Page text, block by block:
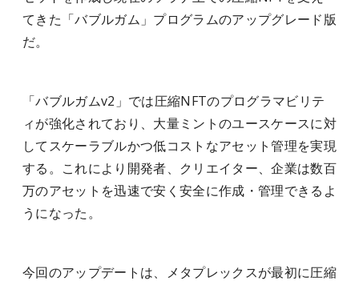
てきた「バブルガム」プログラムのアップグレード版
だ。
「バブルガムv2」では圧縮NFTのプログラマビリテ
ィが強化されており、大量ミントのユースケースに対
してスケーラブルかつ低コストなアセット管理を実現
する。これにより開発者、クリエイター、企業は数百
万のアセットを迅速で安く安全に作成・管理できるよ
うになった。
今回のアップデートは、メタプレックスが最初に圧縮